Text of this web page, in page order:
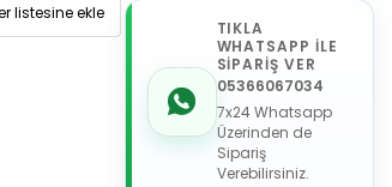
listesine ekle
TIKLA
WHATSAPP İLE
SİPARİŞ VER
05366067034
7x24 Whatsapp
Üzerinden de
Sipariş
Verebilirsiniz.